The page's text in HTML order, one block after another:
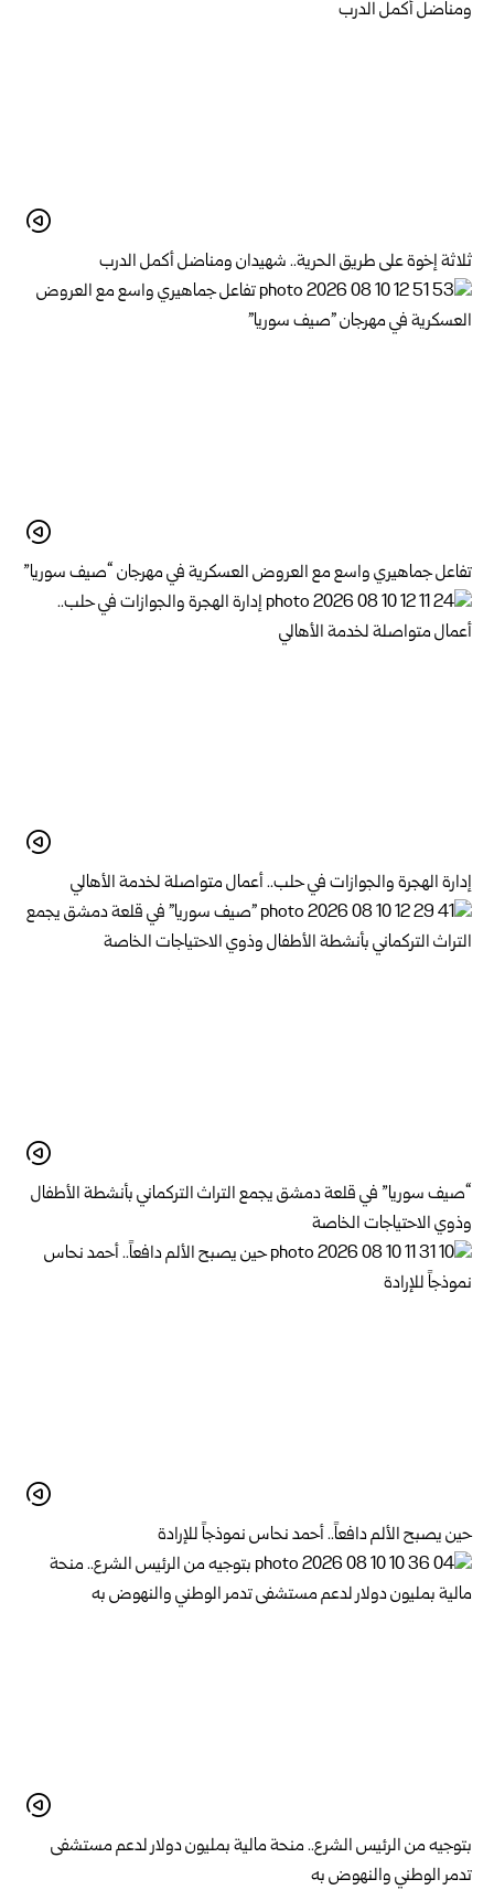
ثلاثة إخوة على طريق الحرية.. شهيدان ومناضل أكمل الدرب
تفاعل جماهيري واسع مع العروض العسكرية في مهرجان “صيف سوريا”
إدارة الهجرة والجوازات في حلب.. أعمال متواصلة لخدمة الأهالي
“صيف سوريا” في قلعة دمشق يجمع التراث التركماني بأنشطة الأطفال
وذوي الاحتياجات الخاصة
حين يصبح الألم دافعاً.. أحمد نحاس نموذجاً للإرادة
بتوجيه من الرئيس الشرع.. منحة مالية بمليون دولار لدعم ‌‏مستشفى
تدمر الوطني والنهوض به‏